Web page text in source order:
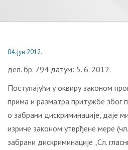
04. јун 2012.
дел. бр. 794 датум: 5. 6. 2012.
Поступајући у оквиру законом
прима и разматра притужбе због
о забрани дискриминације, даје
изриче законом утврђене мере
забрани дискриминације „Сл.